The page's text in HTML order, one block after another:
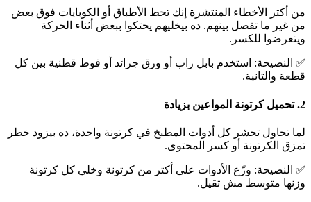
من أكتر الأخطاء المنتشرة إنك تحط الأطباق أو الكوبايات فوق بعض
من غير ما تفصل بينهم. ده بيخليهم يحتكوا ببعض أثناء الحركة
ويتعرضوا للكسر.
✅ النصيحة: استخدم بابل راب أو ورق جرائد أو فوط قطنية بين كل
قطعة والتانية.
2. تحميل كرتونة المواعين بزيادة
لما تحاول تحشر كل أدوات المطبخ في كرتونة واحدة، ده بيزود خطر
تمزق الكرتونة أو كسر المحتوى.
✅ النصيحة: وزّع الأدوات على أكتر من كرتونة وخلي كل كرتونة
وزنها متوسط مش تقيل.